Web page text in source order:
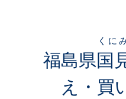
福島県国
くに
え・買